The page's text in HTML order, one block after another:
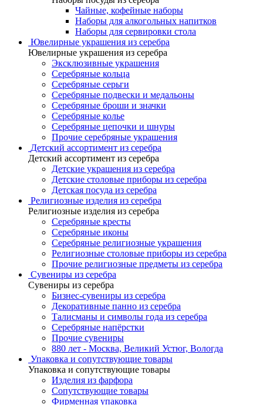
Чайные, кофейные наборы
Наборы для алкогольных напитков
Наборы для сервировки стола
Ювелирные украшения из серебра
Ювелирные украшения из серебра
Эксклюзивные украшения
Серебряные кольца
Серебряные серьги
Серебряные подвески и медальоны
Серебряные броши и значки
Серебряные колье
Серебряные цепочки и шнуры
Прочие серебряные украшения
Детский ассортимент из серебра
Детский ассортимент из серебра
Детские украшения из серебра
Детские столовые приборы из серебра
Детская посуда из серебра
Религиозные изделия из серебра
Религиозные изделия из серебра
Серебряные кресты
Серебряные иконы
Серебряные религиозные украшения
Религиозные столовые приборы из серебра
Прочие религиозные предметы из серебра
Сувениры из серебра
Сувениры из серебра
Бизнес-сувениры из серебра
Декоративные панно из серебра
Талисманы и символы года из серебра
Серебряные напёрстки
Прочие сувениры
880 лет - Москва, Великий Устюг, Вологда
Упаковка и сопутствующие товары
Упаковка и сопутствующие товары
Изделия из фарфора
Сопутствующие товары
Фирменная упаковка